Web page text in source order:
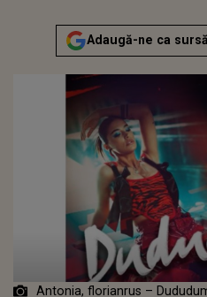
Adaugă-ne ca
Antonia, florianrus –